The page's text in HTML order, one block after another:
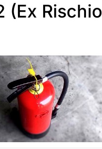
(Ex Rischio